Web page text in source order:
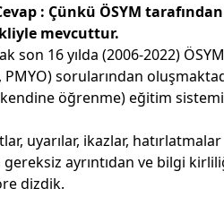
: Çünkü ÖSYM
mevcuttur.
son 16 yılda (2006-2022)
PMYO) sorularından
öğrenme) eğitim
uyarılar, ikazlar,
gereksiz ayrıntıdan ve bilgi
dizdik.